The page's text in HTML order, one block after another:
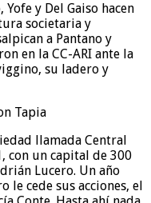
y Del Gaiso hacen
societaria y
a Pantano y
en la CC-ARI ante la
su ladero y
Tapia
llamada Central
con un capital de 300
Lucero. Un año
le cede sus acciones, el